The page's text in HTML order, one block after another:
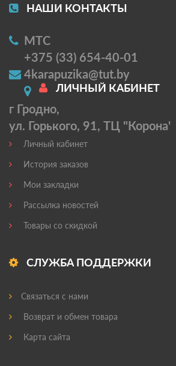
НАШИ КОНТАКТЫ
МТС
+375 (33) 654-40-01
4karapuzika@tut.by
г Гродно,
ул. Горького, 91, ТЦ "Корона'
ЛИЧНЫЙ КАБИНЕТ
Личный кабинет
История заказов
Мои закладки
Рассылка новостей
Товары со скидкой
СЛУЖБА ПОДДЕРЖКИ
Связаться с нами
Возврат и обмен товара
Карта сайта